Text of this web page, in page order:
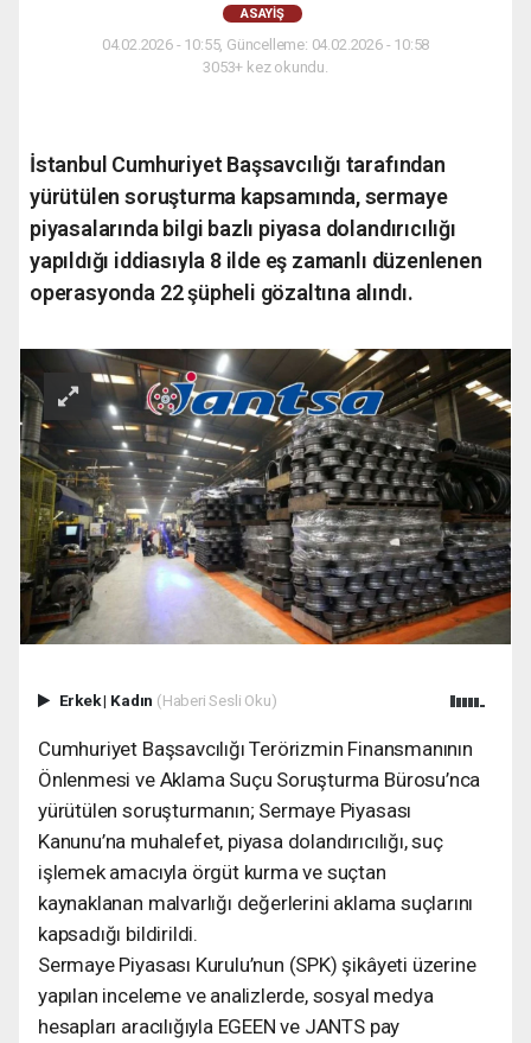
ASAYIŞ
04.02.2026 - 10:55, Güncelleme: 04.02.2026 - 10:58
3053+ kez okundu.
İstanbul Cumhuriyet Başsavcılığı tarafından
yürütülen soruşturma kapsamında, sermaye
piyasalarında bilgi bazlı piyasa dolandırıcılığı
yapıldığı iddiasıyla 8 ilde eş zamanlı düzenlenen
operasyonda 22 şüpheli gözaltına alındı.
Erkek| Kadın (Haberi Sesli Oku)
Cumhuriyet Başsavcılığı Terörizmin Finansmanının
Önlenmesi ve Aklama Suçu Soruşturma Bürosu’nca
yürütülen soruşturmanın; Sermaye Piyasası
Kanunu’na muhalefet, piyasa dolandırıcılığı, suç
işlemek amacıyla örgüt kurma ve suçtan
kaynaklanan malvarlığı değerlerini aklama suçlarını
kapsadığı bildirildi.
Sermaye Piyasası Kurulu’nun (SPK) şikâyeti üzerine
yapılan inceleme ve analizlerde, sosyal medya
hesapları aracılığıyla EGEEN ve JANTS pay